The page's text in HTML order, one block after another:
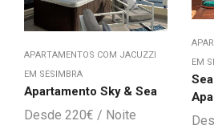
APARTAMENTOS COM JACUZZI
EM SESIMBRA
Apartamento Sky & Sea
220€
EM